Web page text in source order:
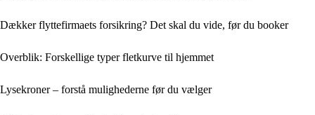
Dækker flyttefirmaets forsikring? Det skal du vide, før du booker
Overblik: Forskellige typer fletkurve til hjemmet
Lysekroner – forstå mulighederne før du vælger